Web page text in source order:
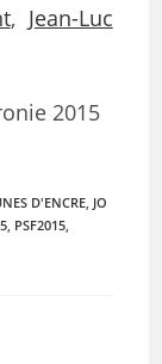
, Jean-Luc
2015
D'ENCRE, JO
, PSF2015,